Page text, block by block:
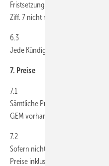
Fristsetzung seiner Verpflichtung
Ziff. 7 nicht nachkommt.
6.3
Jede Kündigung bedarf der
7. Preise
7.1
Sämtliche Preise richten sich
GEM vorhandenen Preisangaben.
7.2
Sofern nicht ausdrücklich anders
Preise inklusive der gesetzlichen